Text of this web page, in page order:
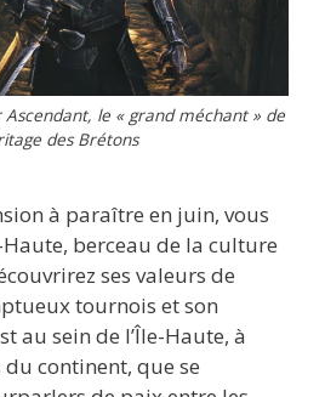
le « grand méchant » de
des Brétons
à paraître en juin, vous
berceau de la culture
ses valeurs de
tournois et son
au sein de l’Île-Haute, à
continent, que se